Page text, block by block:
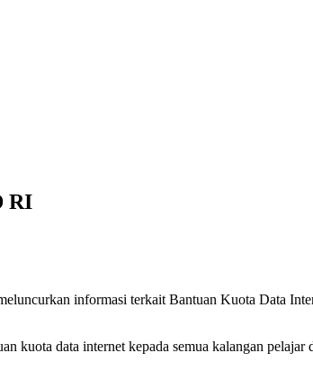
RI
informasi terkait Bantuan Kuota Data
kuota data internet kepada semua kalangan pelajar